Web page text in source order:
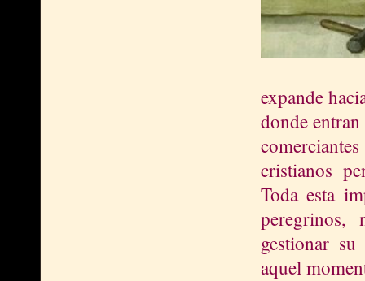
expande
donde
cristianos
Toda esta
peregrinos,
gestionar
aquel